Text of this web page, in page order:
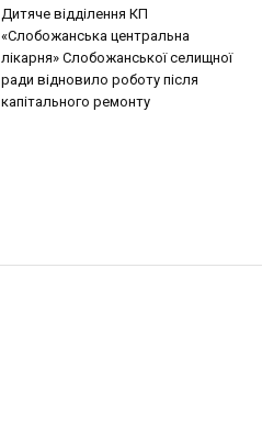
Дитяче відділення КП
«Слобожанська центральна
лікарня» Слобожанської селищної
ради відновило роботу після
капітального ремонту